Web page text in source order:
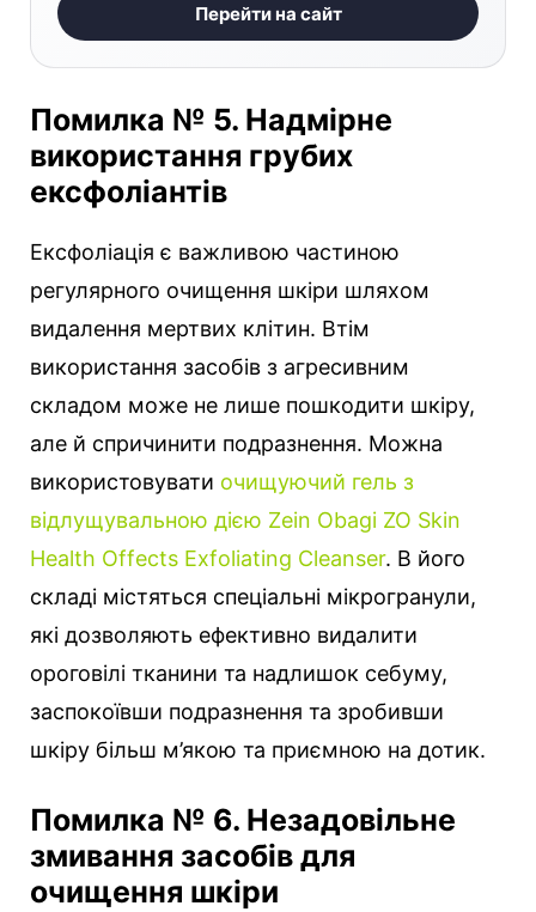
Перейти на сайт
Помилка № 5. Надмірне
використання грубих
ексфоліантів
Ексфоліація є важливою частиною
регулярного очищення шкіри шляхом
видалення мертвих клітин. Втім
використання засобів з агресивним
складом може не лише пошкодити шкіру,
але й спричинити подразнення. Можна
використовувати очищуючий гель з
відлущувальною дією Zein Obagi ZO Skin
Health Offects Exfoliating Cleanser. В його
складі містяться спеціальні мікрогранули,
які дозволяють ефективно видалити
ороговілі тканини та надлишок себуму,
заспокоївши подразнення та зробивши
шкіру більш м’якою та приємною на дотик.
Помилка № 6. Незадовільне
змивання засобів для
очищення шкіри